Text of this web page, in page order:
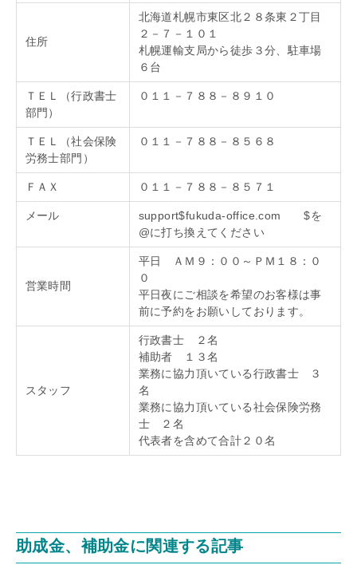
住所
北海道札幌市東区北２８条東２丁目
２－７－１０１
札幌運輸支局から徒歩３分、駐車場
６台
ＴＥＬ（行政書士
部門）
０１１－７８８－８９１０
ＴＥＬ（社会保険
労務士部門）
０１１－７８８－８５６８
ＦＡＸ ０１１－７８８－８５７１
メール
support$fukuda-office.com $を
@に打ち換えてください
営業時間
平日 ＡＭ９：００～ＰＭ１８：０
０
平日夜にご相談を希望のお客様は事
前に予約をお願いしております。
スタッフ
行政書士 ２名
補助者 １３名
業務に協力頂いている行政書士 ３
名
業務に協力頂いている社会保険労務
士 ２名
代表者を含めて合計２０名
助成金、補助金に関連する記事